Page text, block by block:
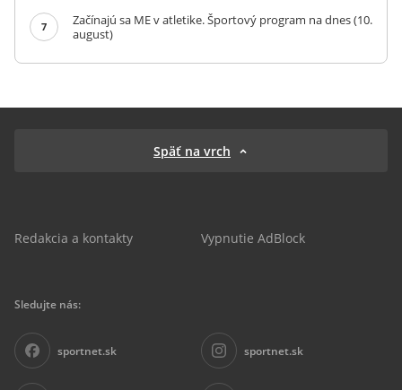
7
Začínajú sa ME v atletike. Športový program na dnes (10.
august)
Späť na vrch
Redakcia a kontakty Vypnutie AdBlock
Sledujte nás:
sportnet.sk sportnet.sk